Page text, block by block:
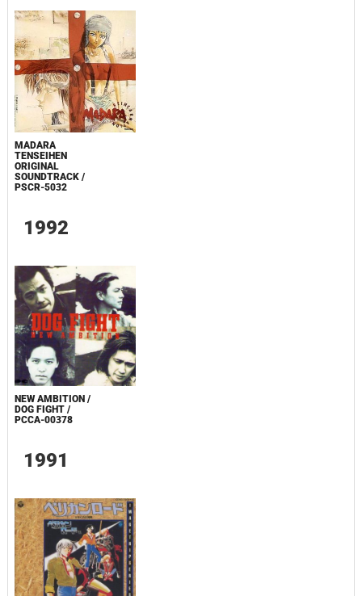
MADARA
TENSEIHEN
ORIGINAL
SOUNDTRACK /
PSCR-5032
1992
NEW AMBITION /
DOG FIGHT /
PCCA-00378
1991